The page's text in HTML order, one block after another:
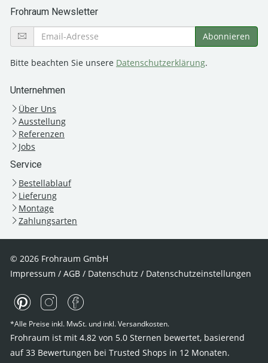
Frohraum Newsletter
Bitte beachten Sie unsere Datenschutzerklärung.
Unternehmen
Über Uns
Ausstellung
Referenzen
Jobs
Service
Bestellablauf
Lieferung
Montage
Zahlungsarten
© 2026 Frohraum GmbH
Impressum / AGB / Datenschutz / Datenschutzeinstellungen
*Alle Preise inkl. MwSt. und inkl. Versandkosten.
Frohraum ist mit 4.82 von 5.0 Sternen bewertet, basierend
auf33 Bewertungen bei Trusted Shops in 12 Monaten.